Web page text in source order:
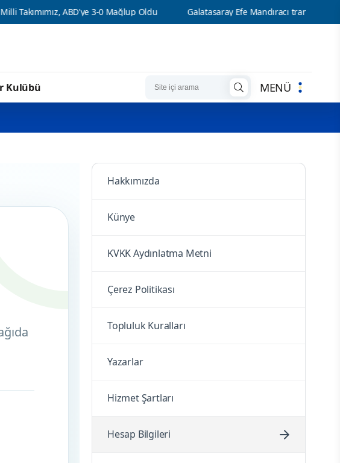
ABD'ye 3-0 Mağlup Oldu Galatasaray Efe Mandıracı transferini resmi
Kulübü MENÜ
Hakkımızda
Künye
KVKK Aydınlatma Metni
Çerez Politikası
Topluluk Kuralları
Yazarlar
Hizmet Şartları
Hesap Bilgileri